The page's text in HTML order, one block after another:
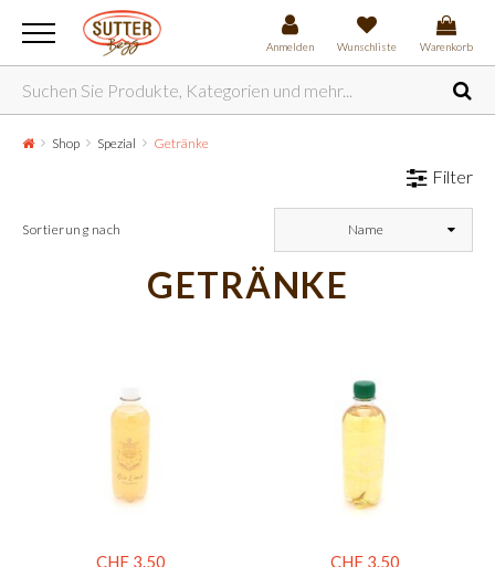
Anmelden Wunschliste Warenkorb
Shop Spezial Getränke
Filter
Sortierung nach Name
GETRÄNKE
CHF 3.50 CHF 3.50